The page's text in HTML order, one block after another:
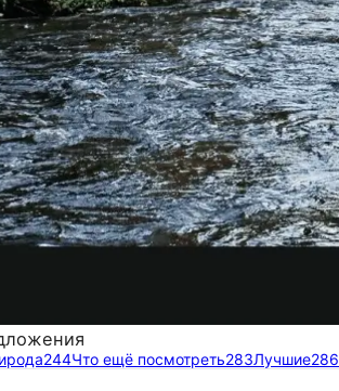
244Что ещё посмотреть283Лучшие286